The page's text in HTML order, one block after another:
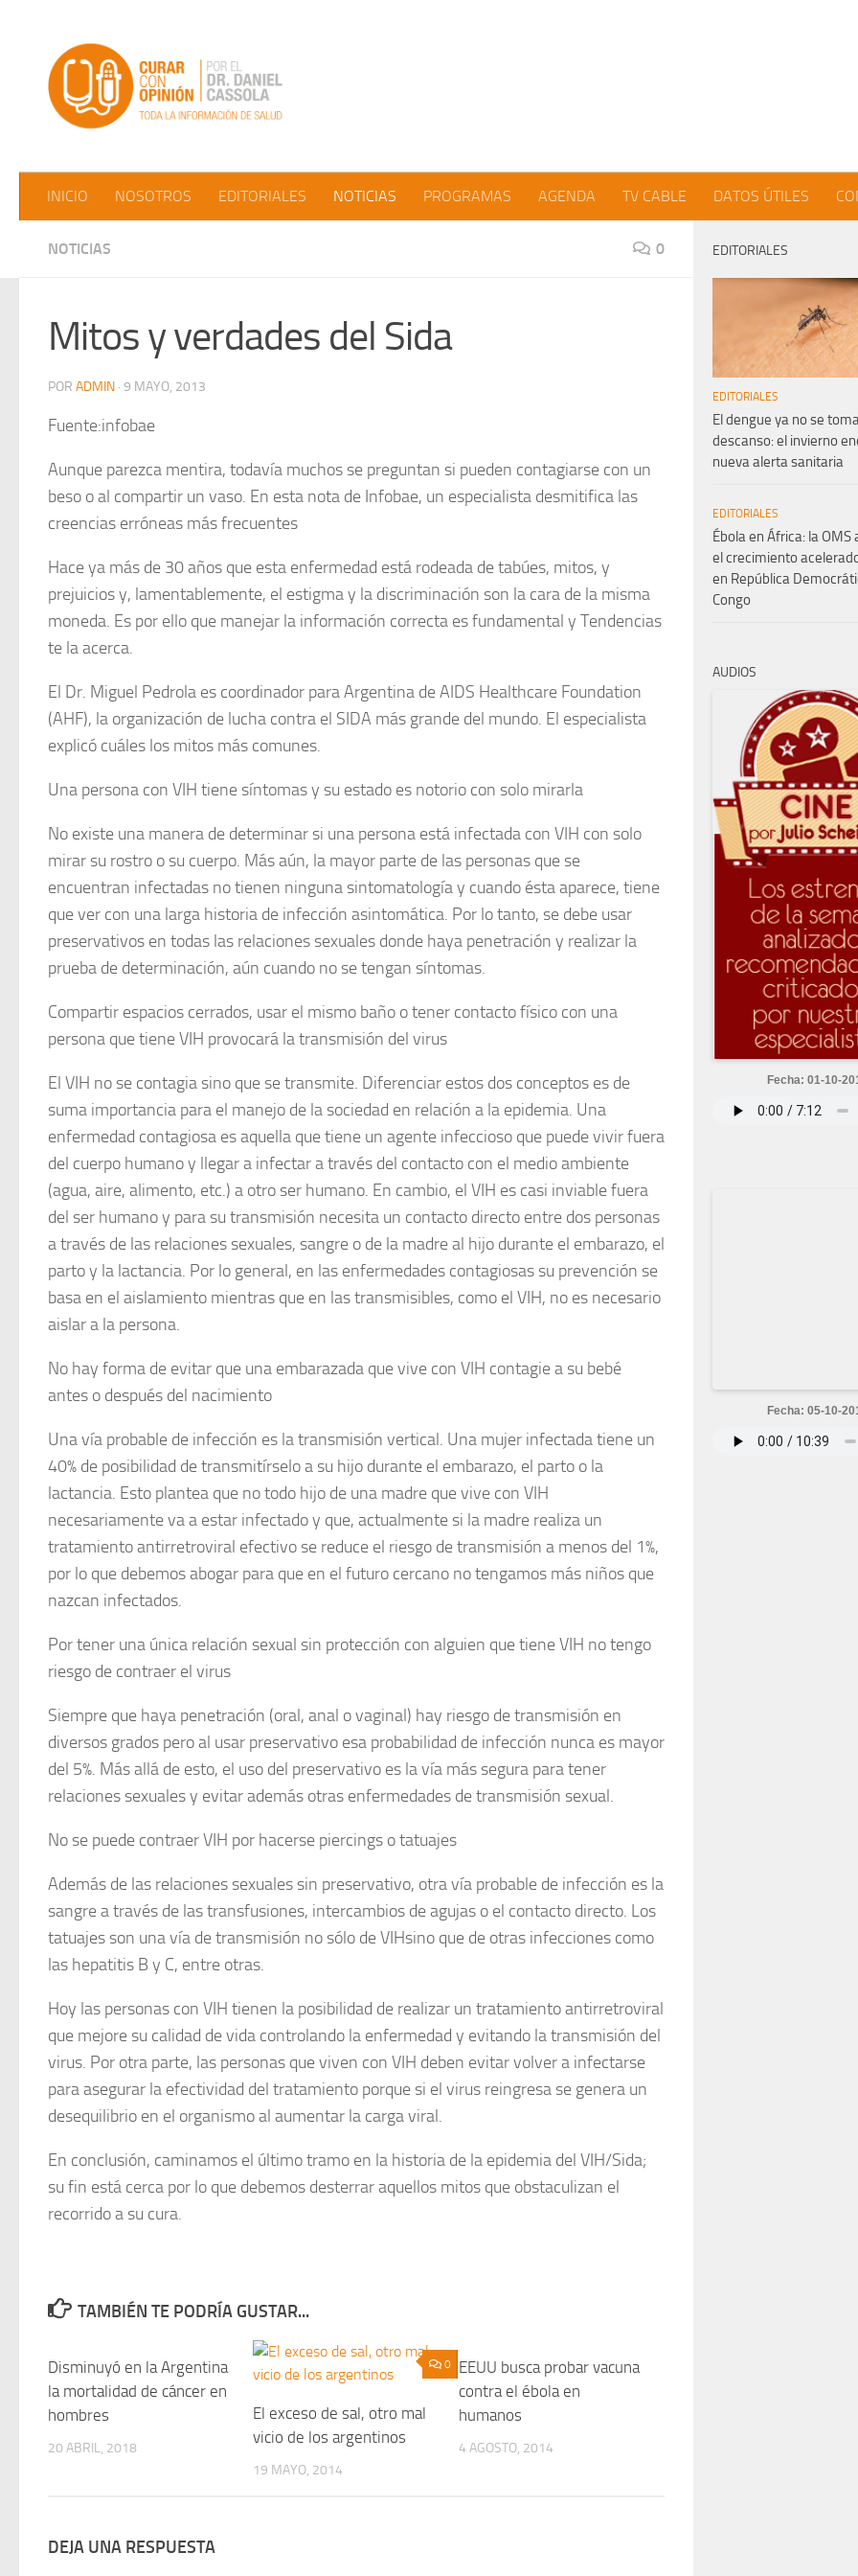
INICIO NOSOTROS EDITORIALES NOTICIAS PROGRAMAS AGENDA TV CABLE DATOS ÚTILES
NOTICIAS 0
Mitos y verdades del Sida
POR ADMIN · 9 MAYO, 2013
Fuente:infobae
Aunque parezca mentira, todavía muchos se preguntan si pueden contagiarse con un
beso o al compartir un vaso. En esta nota de Infobae, un especialista desmitifica las
creencias erróneas más frecuentes
Hace ya más de 30 años que esta enfermedad está rodeada de tabúes, mitos, y
prejuicios y, lamentablemente, el estigma y la discriminación son la cara de la misma
moneda. Es por ello que manejar la información correcta es fundamental y Tendencias
te la acerca.
El Dr. Miguel Pedrola es coordinador para Argentina de AIDS Healthcare Foundation
(AHF), la organización de lucha contra el SIDA más grande del mundo. El especialista
explicó cuáles los mitos más comunes.
Una persona con VIH tiene síntomas y su estado es notorio con solo mirarla
No existe una manera de determinar si una persona está infectada con VIH con solo
mirar su rostro o su cuerpo. Más aún, la mayor parte de las personas que se
encuentran infectadas no tienen ninguna sintomatología y cuando ésta aparece, tiene
que ver con una larga historia de infección asintomática. Por lo tanto, se debe usar
preservativos en todas las relaciones sexuales donde haya penetración y realizar la
prueba de determinación, aún cuando no se tengan síntomas.
Compartir espacios cerrados, usar el mismo baño o tener contacto físico con una
persona que tiene VIH provocará la transmisión del virus
El VIH no se contagia sino que se transmite. Diferenciar estos dos conceptos es de
suma importancia para el manejo de la sociedad en relación a la epidemia. Una
enfermedad contagiosa es aquella que tiene un agente infeccioso que puede vivir fuera
del cuerpo humano y llegar a infectar a través del contacto con el medio ambiente
(agua, aire, alimento, etc.) a otro ser humano. En cambio, el VIH es casi inviable fuera
del ser humano y para su transmisión necesita un contacto directo entre dos personas
a través de las relaciones sexuales, sangre o de la madre al hijo durante el embarazo, el
parto y la lactancia. Por lo general, en las enfermedades contagiosas su prevención se
basa en el aislamiento mientras que en las transmisibles, como el VIH, no es necesario
aislar a la persona.
No hay forma de evitar que una embarazada que vive con VIH contagie a su bebé
antes o después del nacimiento
Una vía probable de infección es la transmisión vertical. Una mujer infectada tiene un
40% de posibilidad de transmitírselo a su hijo durante el embarazo, el parto o la
lactancia. Esto plantea que no todo hijo de una madre que vive con VIH
necesariamente va a estar infectado y que, actualmente si la madre realiza un
tratamiento antirretroviral efectivo se reduce el riesgo de transmisión a menos del 1%,
por lo que debemos abogar para que en el futuro cercano no tengamos más niños que
nazcan infectados.
Por tener una única relación sexual sin protección con alguien que tiene VIH no tengo
riesgo de contraer el virus
Siempre que haya penetración (oral, anal o vaginal) hay riesgo de transmisión en
diversos grados pero al usar preservativo esa probabilidad de infección nunca es mayor
del 5%. Más allá de esto, el uso del preservativo es la vía más segura para tener
relaciones sexuales y evitar además otras enfermedades de transmisión sexual.
No se puede contraer VIH por hacerse piercings o tatuajes
Además de las relaciones sexuales sin preservativo, otra vía probable de infección es la
sangre a través de las transfusiones, intercambios de agujas o el contacto directo. Los
tatuajes son una vía de transmisión no sólo de VIHsino que de otras infecciones como
las hepatitis B y C, entre otras.
Hoy las personas con VIH tienen la posibilidad de realizar un tratamiento antirretroviral
que mejore su calidad de vida controlando la enfermedad y evitando la transmisión del
virus. Por otra parte, las personas que viven con VIH deben evitar volver a infectarse
para asegurar la efectividad del tratamiento porque si el virus reingresa se genera un
desequilibrio en el organismo al aumentar la carga viral.
En conclusión, caminamos el último tramo en la historia de la epidemia del VIH/Sida;
su fin está cerca por lo que debemos desterrar aquellos mitos que obstaculizan el
recorrido a su cura.
TAMBIÉN TE PODRÍA GUSTAR...
Disminuyó en la Argentina
la mortalidad de cáncer en
hombres
20 ABRIL, 2018
0
El exceso de sal, otro mal
vicio de los argentinos
19 MAYO, 2014
EEUU busca probar vacuna
contra el ébola en
humanos
4 AGOSTO, 2014
DEJA UNA RESPUESTA
EDITORIALES
EDITORIALES
El dengue ya no se
descanso: el invierno
nueva alerta sanitaria
EDITORIALES
Ébola en África: la OMS
el crecimiento
en República
Congo
AUDIOS
Fecha: 01-10-
Fecha: 05-10-